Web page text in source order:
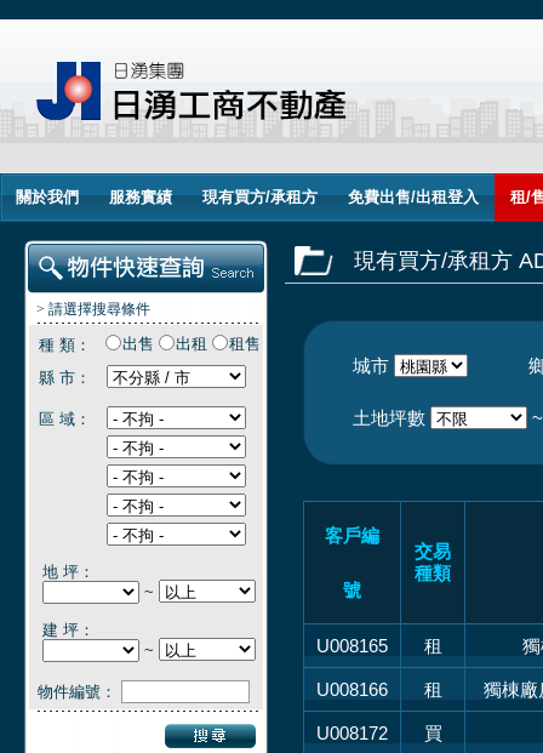
關於我們 服務實績 現有買方/承租方 免費出售/出租登入 租/
> 請選擇搜尋條件
種 類： 出售 出租
租售
縣 市：
區 域：
地 坪：
~
建 坪：
~
物件編號：
現有買方/承租方
城市
土地坪數
客戶編
號
交易
種類
U008165 租
U008166 租 獨棟廠
U008172 買